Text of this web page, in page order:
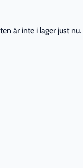
är inte i lager just nu.